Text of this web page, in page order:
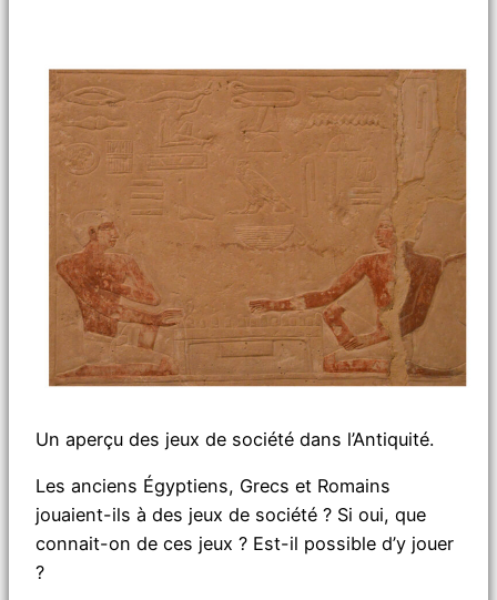
Un aperçu des jeux de société dans l’Antiquité.
Les anciens Égyptiens, Grecs et Romains
jouaient-ils à des jeux de société ? Si oui, que
connait-on de ces jeux ? Est-il possible d’y jouer
?